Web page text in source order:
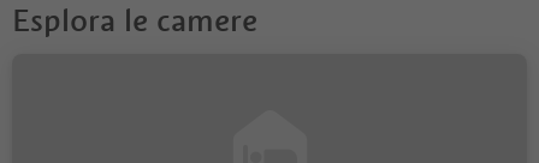
Esplora le camere